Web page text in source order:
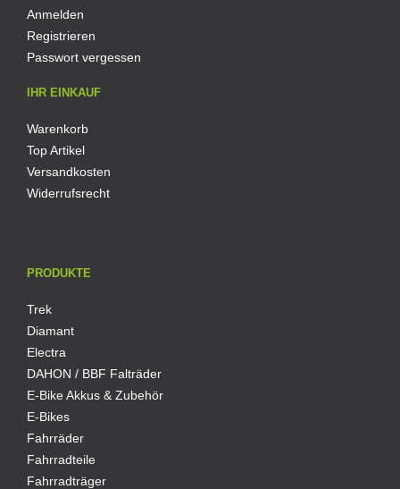
Anmelden
Registrieren
Passwort vergessen
IHR EINKAUF
Warenkorb
Top Artikel
Versandkosten
Widerrufsrecht
PRODUKTE
Trek
Diamant
Electra
DAHON / BBF Falträder
E-Bike Akkus & Zubehör
E-Bikes
Fahrräder
Fahrradteile
Fahrradträger